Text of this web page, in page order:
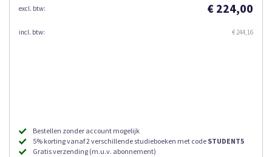
€ 224,00
€ 244,16
Bestellen zonder account mogelijk
5% korting vanaf 2 verschillende studieboeken met code STUDENT5
Gratis verzending (m.u.v. abonnement)